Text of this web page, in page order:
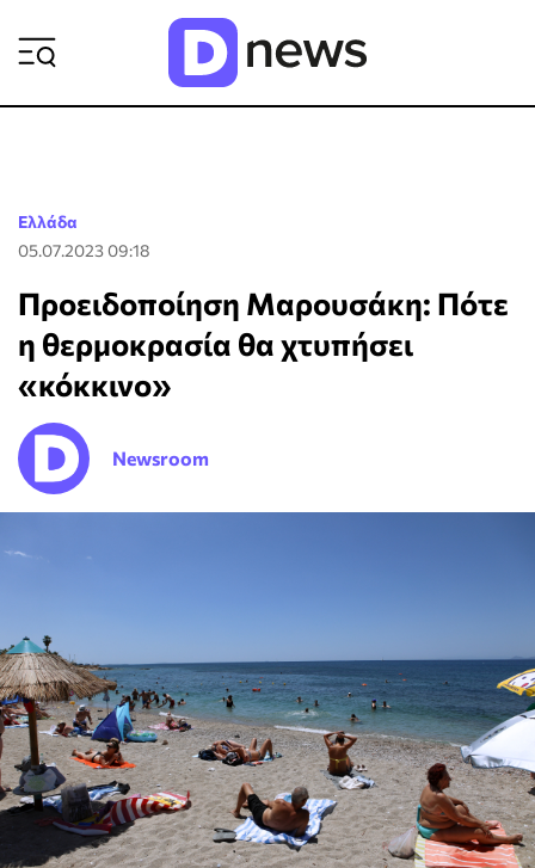
Ελλάδα
05.07.2023 09:18
Προειδοποίηση Μαρουσάκη: Πότε
η θερμοκρασία θα χτυπήσει
«κόκκινο»
Newsroom